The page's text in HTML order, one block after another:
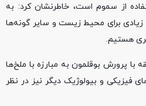
از سموم است، خاطرنشان کرد: به
زیادی برای محیط زیست و سایر گونه‌ها
هستیم.
پرورش بوقلمون به مبارزه با ملخ‌ها
فیزیکی و بیولوژیک دیگر نیز در نظر